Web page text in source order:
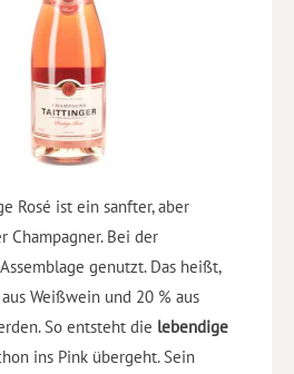
Rosé ist ein sanfter, aber
Champagner. Bei der
genutzt. Das heißt,
Weißwein und 20 % aus
So entsteht die lebendige
ins Pink übergeht. Sein